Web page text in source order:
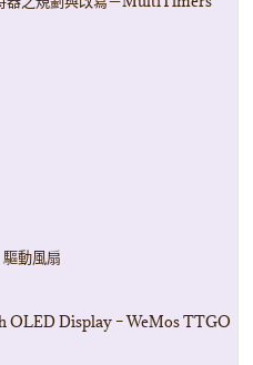
動風扇
OLED Display – WeMos TTGO